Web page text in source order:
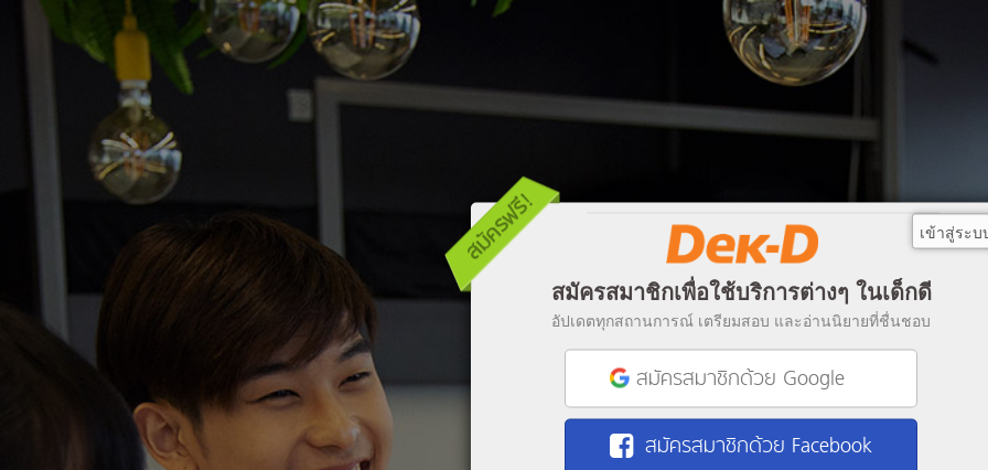
สมัครสมาชิกเพื่อใช้บริการต่างๆ ในเด็กดี
อัปเดตทุกสถานการณ์ เตรียมสอบ และอ่านนิยายที่ชื่นชอบ
สมัครสมาชิกด้วย Google
สมัครสมาชิกด้วย Facebook
เข้าสู่ระบ